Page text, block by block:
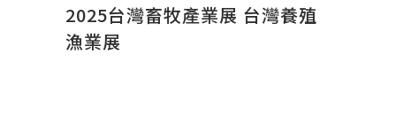
2025台灣畜牧產業展 台灣養殖
漁業展